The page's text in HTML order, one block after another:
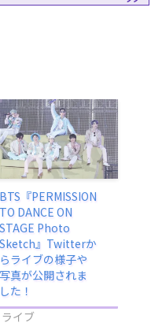
BTS『PERMISSION
TO DANCE ON
STAGE Photo
Sketch』Twitterか
らライブの様子や
写真が公開されま
した！
ライブ